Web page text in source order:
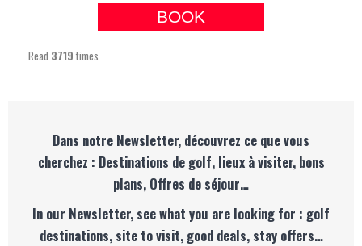
BOOK
Read 3719 times
Dans notre Newsletter, découvrez ce que vous
cherchez : Destinations de golf, lieux à visiter, bons
plans, Offres de séjour…
In our Newsletter, see what you are looking for : golf
destinations, site to visit, good deals, stay offers…